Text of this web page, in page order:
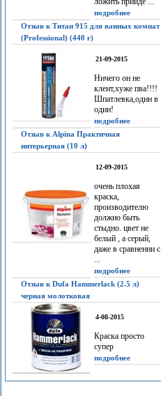
подробнее
Отзыв к Титан 915 для ванных комнат
(Professional) (440 г)
21-09-2015
Ничего он не
клеит,хуже пва!!!!
Шпатлевка,один в
один!
подробнее
Отзыв к Alpina Практичная
интерьерная (10 л)
12-09-2015
очень плохая
краска,
производителю
должно быть
стыдно. цвет не
белый , а серый,
даже в сравнении с
...
подробнее
Отзыв к Dufa Hammerlack (2.5 л)
черная молотковая
4-08-2015
Краска просто
супер
подробнее